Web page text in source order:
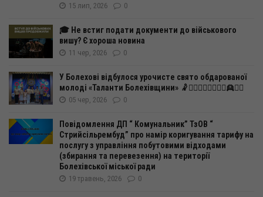
15 лип, 2026 0
🎓 Не встиг подати документи до військового
вишу? Є хороша новина
11 чер, 2026 0
У Болехові відбулося урочисте свято обдарованої
молоді «Таланти Болехівщини» 🤾🤸‍♂️🧍‍♀️🧍‍♂️🤽‍♂️👱👱‍♀️
05 чер, 2026 0
Повідомлення ДП “ Комунальник” ТзОВ “
Стрийсільрембуд” про намір коригування тарифу на
послугу з управління побутовими відходами
(збирання та перевезення) на території
Болехівської міської ради
19 травень, 2026 0